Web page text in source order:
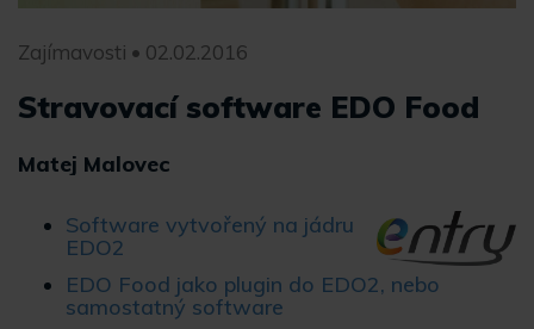
Zajímavosti • 02.02.2016
Stravovací software EDO Food
Matej Malovec
Software vytvořený na jádru
EDO2
EDO Food jako plugin do EDO2, nebo
samostatný software